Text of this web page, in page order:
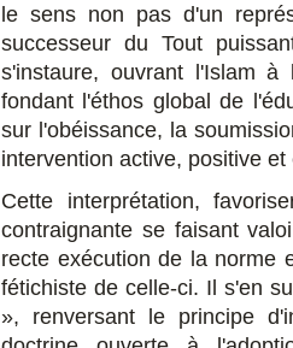
le sens non pas d'un
successeur du Tout
s'instaure, ouvrant l'Islam
fondant l'éthos global de
sur l'obéissance, la
intervention active, positive
Cette interprétation,
contraignante se faisant
recte exécution de la norme
fétichiste de celle-ci. Il s'en
», renversant le principe